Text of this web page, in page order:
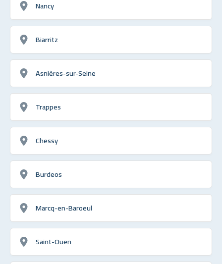
Nancy
Biarritz
Asnières-sur-Seine
Trappes
Chessy
Burdeos
Marcq-en-Baroeul
Saint-Ouen